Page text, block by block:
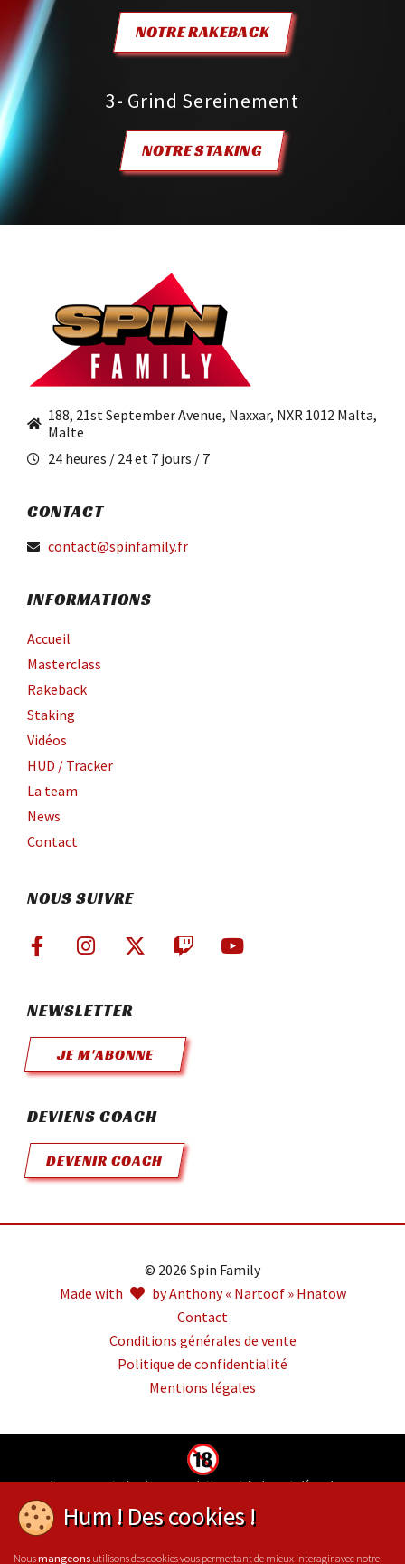
NOTRE RAKEBACK
3- Grind Sereinement
NOTRE STAKING
188, 21st September Avenue, Naxxar, NXR 1012 Malta,
Malte
24 heures / 24 et 7 jours / 7
CONTACT
contact@spinfamily.fr
INFORMATIONS
Accueil
Masterclass
Rakeback
Staking
Vidéos
HUD / Tracker
La team
News
Contact
NOUS SUIVRE
NEWSLETTER
JE M'ABONNE
DEVIENS COACH
DEVENIR COACH
© 2026 Spin Family
Made with
by Anthony « Nartoof » Hnatow
Contact
Conditions générales de vente
Politique de confidentialité
Mentions légales
Jouer comporte des risques : endettement, isolement, dépendance.
Hum ! Des cookies !
Nousmangeons utilisons des cookies vous permettant de mieux interagir avec notre